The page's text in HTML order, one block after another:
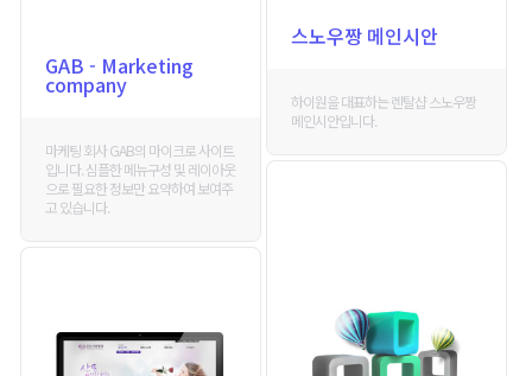
GAB - Marketing
company
마케팅 회사 GAB의 마이크로 사이트
입니다. 심플한 메뉴구성 및 레이아웃
으로 필요한 정보만 요약하여 보여주
고 있습니다.
스노우짱 메인시안
하이원을 대표하는 렌탈샵 스노우짱
메인시안입니다.